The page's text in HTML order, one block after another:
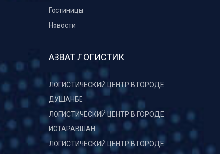
Гостиницы
Новости
АВВАТ ЛОГИСТИК
ЛОГИСТИЧЕСКИЙ ЦЕНТР В ГОРОДЕ
ДУШАНБЕ
ЛОГИСТИЧЕСКИЙ ЦЕНТР В ГОРОДЕ
ИСТАРАВШАН
ЛОГИСТИЧЕСКИЙ ЦЕНТР В ГОРОДЕ